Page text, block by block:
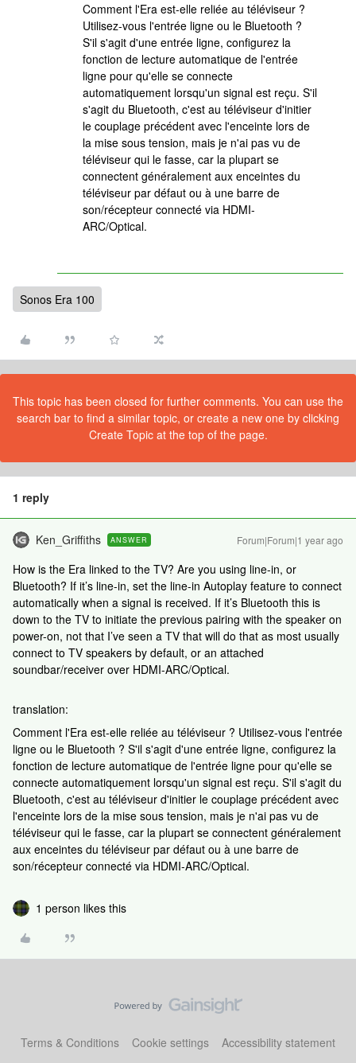
Comment l'Era est-elle reliée au téléviseur ?
Utilisez-vous l'entrée ligne ou le Bluetooth ?
S'il s'agit d'une entrée ligne, configurez la
fonction de lecture automatique de l'entrée
ligne pour qu'elle se connecte
automatiquement lorsqu'un signal est reçu. S'il
s'agit du Bluetooth, c'est au téléviseur d'initier
le couplage précédent avec l'enceinte lors de
la mise sous tension, mais je n'ai pas vu de
téléviseur qui le fasse, car la plupart se
connectent généralement aux enceintes du
téléviseur par défaut ou à une barre de
son/récepteur connecté via HDMI-
ARC/Optical.
Sonos Era 100
This topic has been closed for further comments. You can use the
search bar to find a similar topic, or create a new one by clicking
Create Topic at the top of the page.
1 reply
Ken_Griffiths ANSWER Forum|Forum|1 year ago
How is the Era linked to the TV? Are you using line-in, or
Bluetooth? If it’s line-in, set the line-in Autoplay feature to connect
automatically when a signal is received. If it’s Bluetooth this is
down to the TV to initiate the previous pairing with the speaker on
power-on, not that I’ve seen a TV that will do that as most usually
connect to TV speakers by default, or an attached
soundbar/receiver over HDMI-ARC/Optical.
translation:
Comment l'Era est-elle reliée au téléviseur ? Utilisez-vous l'entrée
ligne ou le Bluetooth ? S'il s'agit d'une entrée ligne, configurez la
fonction de lecture automatique de l'entrée ligne pour qu'elle se
connecte automatiquement lorsqu'un signal est reçu. S'il s'agit du
Bluetooth, c'est au téléviseur d'initier le couplage précédent avec
l'enceinte lors de la mise sous tension, mais je n'ai pas vu de
téléviseur qui le fasse, car la plupart se connectent généralement
aux enceintes du téléviseur par défaut ou à une barre de
son/récepteur connecté via HDMI-ARC/Optical.
1 person likes this
Terms & Conditions Cookie settings Accessibility statement